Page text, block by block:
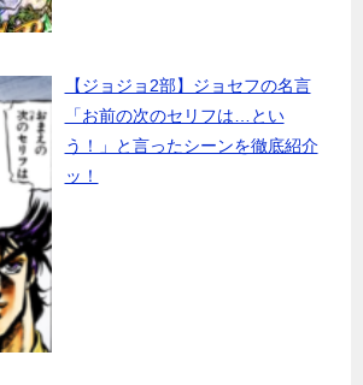
【ジョジョ2部】ジョセフの名言
「お前の次のセリフは…とい
う！」と言ったシーンを徹底紹介
ッ！